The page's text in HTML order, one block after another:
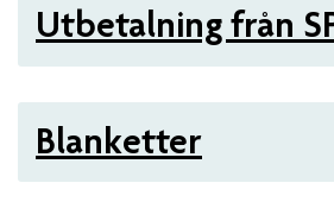
Utbetalning från
Blanketter